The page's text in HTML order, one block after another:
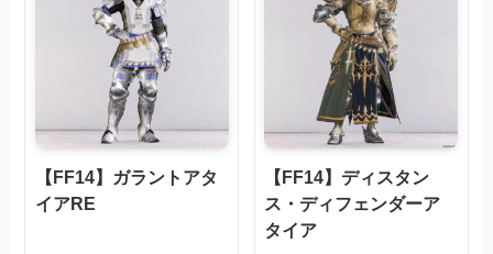
【FF14】ガラントアタ
イアRE
【FF14】ディスタン
ス・ディフェンダーア
タイア